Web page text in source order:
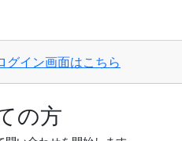
グイン画面はこちら
の方